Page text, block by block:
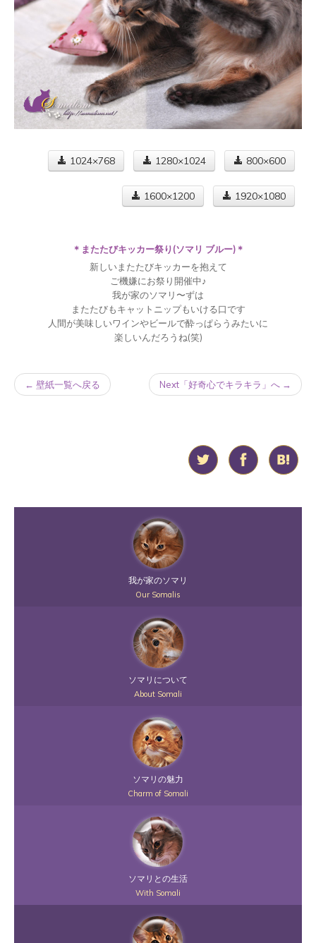
1024×768 1280×1024 800×600
1600×1200 1920×1080
＊またたびキッカー祭り(ソマリ ブルー)＊
新しいまたたびキッカーを抱えて
ご機嫌にお祭り開催中♪
我が家のソマリ〜ずは
またたびもキャットニップもいける口です
人間が美味しいワインやビールで酔っぱらうみたいに
楽しいんだろうね(笑)
← 壁紙一覧へ戻る Next「好奇心でキラキラ」へ →
我が家のソマリ
Our Somalis
ソマリについて
About Somali
ソマリの魅力
Charm of Somali
ソマリとの生活
With Somali